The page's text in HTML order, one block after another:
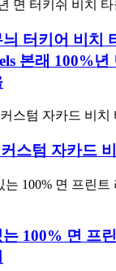
터키어 비치
본래 100%년
스텀 자카드
100% 면 프